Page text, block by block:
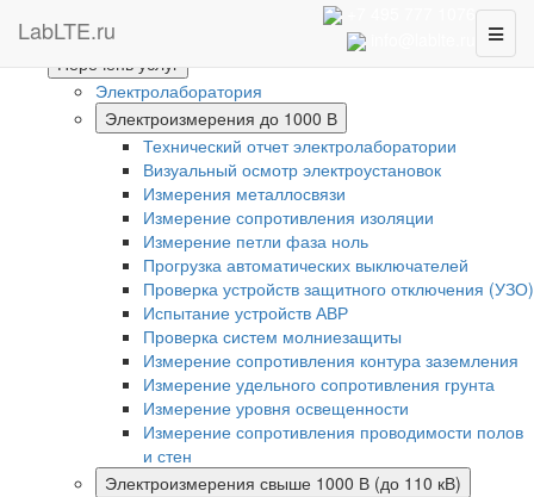
LabLTE.ru
Главная
Перечень услуг
Электролаборатория
Электроизмерения до 1000 В
Технический отчет электролаборатории
Визуальный осмотр электроустановок
Измерения металлосвязи
Измерение сопротивления изоляции
Измерение петли фаза ноль
Прогрузка автоматических выключателей
Проверка устройств защитного отключения (УЗО)
Испытание устройств АВР
Проверка систем молниезащиты
Измерение сопротивления контура заземления
Измерение удельного сопротивления грунта
Измерение уровня освещенности
Измерение сопротивления проводимости полов
и стен
Электроизмерения свыше 1000 В (до 110 кВ)